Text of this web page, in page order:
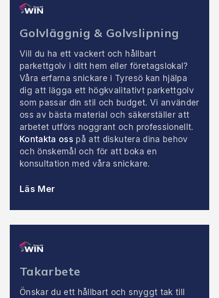
Golvläggnig & Golvslipning
Vill du ha ett vackert och hållbart
parkettgolv i ditt hem eller företagslokal?
Våra erfarna snickare i Tyresö kan hjälpa
dig att lägga ett högkvalitativt parkettgolv
som passar din stil och budget. Vi använder
oss av bästa material och säkerställer att
arbetet utförs noggrant och professionellt.
Kontakta oss på att diskutera dina behov
och önskemål och för att boka en
konsultation med våra snickare.
Läs Mer
Takarbete
Önskar du ett hållbart och snyggt tak till